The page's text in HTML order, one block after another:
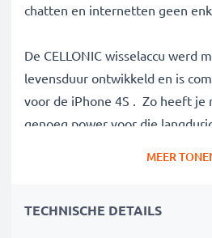
chatten en internetten geen
De CELLONIC wisselaccu werd
levensduur ontwikkeld en is
voor de iPhone 4S . Zo heeft je
genoeg power voor die
capaciteit van 1350mAh
MEER
TECHNISCHE DETAILS